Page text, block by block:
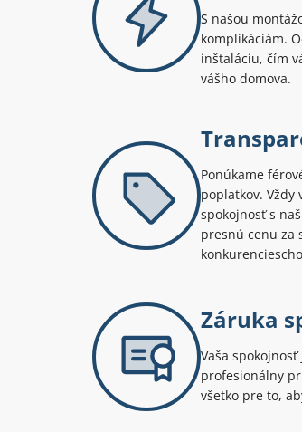
S našou
komplikáciám.
inštaláciu, čím
vášho domova.
Ponúkame
poplatkov. Vždy
spokojnosť s
presnú cenu za
Záruka
Vaša
profesionálny
všetko pre to,